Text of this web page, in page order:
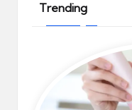
Trending